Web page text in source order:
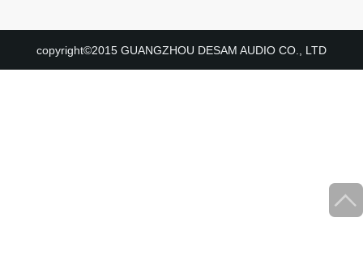
copyright©2015 GUANGZHOU DESAM AUDIO CO., LTD